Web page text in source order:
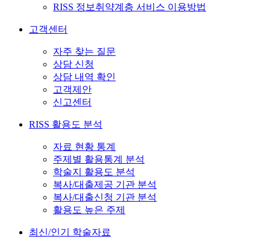
RISS 정보취약계층 서비스 이용방법
고객센터
자주 찾는 질문
상담 신청
상담 내역 확인
고객제안
신고센터
RISS 활용도 분석
자료 현황 통계
주제별 활용통계 분석
학술지 활용도 분석
복사/대출제공 기관 분석
복사/대출신청 기관 분석
활용도 높은 주제
최신/인기 학술자료